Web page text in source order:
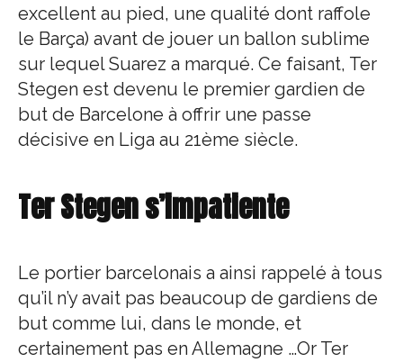
excellent au pied, une qualité dont raffole
le Barça) avant de jouer un ballon sublime
sur lequel Suarez a marqué. Ce faisant, Ter
Stegen est devenu le premier gardien de
but de Barcelone à offrir une passe
décisive en Liga au 21ème siècle.
Ter Stegen s’impatiente
Le portier barcelonais a ainsi rappelé à tous
qu’il n’y avait pas beaucoup de gardiens de
but comme lui, dans le monde, et
certainement pas en Allemagne …Or Ter